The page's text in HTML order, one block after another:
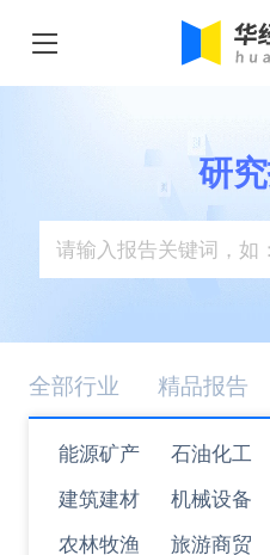
研
全部行业 精品报告
能源矿产 石油化工
建筑建材
机械设备
农林牧渔
旅游商贸